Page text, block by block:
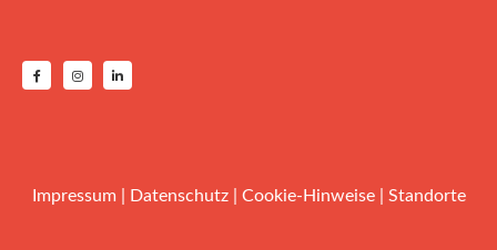
Impressum| Datenschutz| Cookie-Hinweise| Standorte